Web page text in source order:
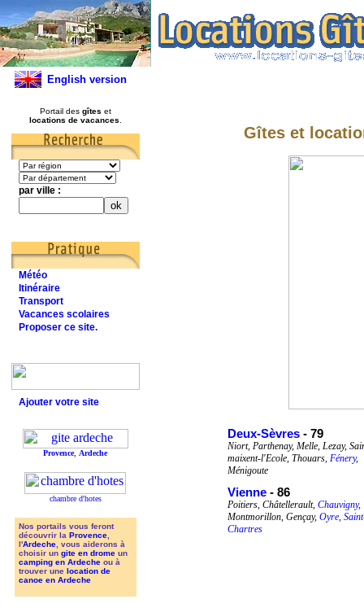
English version
Portail des gîtes et
locations de vacances
par ville :
Météo
Itinéraire
Transport
Vacances scolaires
Proposer ce site.
Ajouter votre site
Provence, Ardeche
chambre d'hotes
Nos portails vous feront
découvrir la Provence,
l'Ardeche, vous aiderons à
choisir un gite en dromeun
camping en Ardecheou à
trouver une location de
canoe en Ardeche
Gîtes et
Deux-Sèvres - 79
Niort, Parthenay, Melle, Lezay,
maixent-l'Ecole, Thouars, Fénery,
Ménigoute
Vienne - 86
Poitiers, Châtellerault, Chauvigny,
Montmorillon, Gençay, Oyre,
Chartres